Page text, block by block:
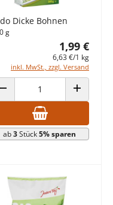
Dicke Bohnen
g
1,99 €
6,63 €/1 kg
inkl. MwSt., zzgl. Versand
ANZAHL VERRINGERN ANZAHL
ab3Stück5% sparen